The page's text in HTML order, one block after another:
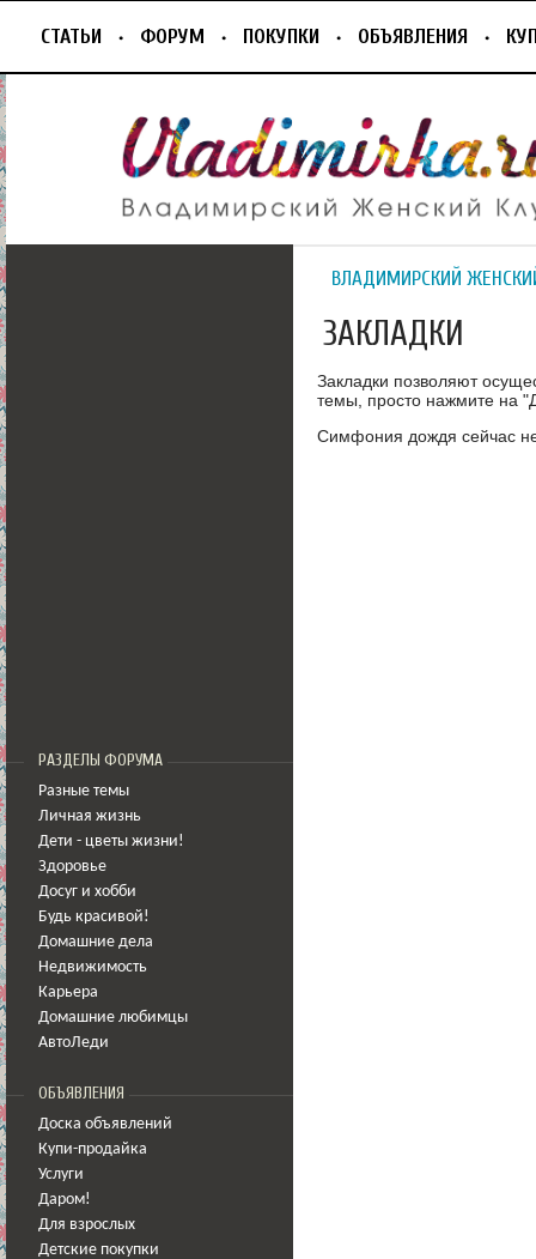
СТАТЬИ ФОРУМ ПОКУПКИ ОБЪЯВЛЕНИЯ
РАЗДЕЛЫ ФОРУМА
Разные темы
Личная жизнь
Дети - цветы жизни!
Здоровье
Досуг и хобби
Будь красивой!
Домашние дела
Недвижимость
Карьера
Домашние любимцы
АвтоЛеди
ОБЪЯВЛЕНИЯ
Доска объявлений
Купи-продайка
Услуги
Даром!
Для взрослых
Детские покупки
ВЛАДИМИРСКИЙ
ЗАКЛАДКИ
Закладки позволяют
темы, просто нажмите на
Симфония дождя сейчас